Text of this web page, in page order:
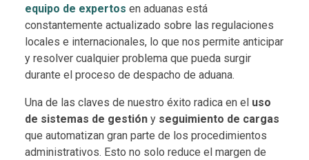
equipo de expertos en aduanas está
constantemente actualizado sobre las regulaciones
locales e internacionales, lo que nos permite anticipar
y resolver cualquier problema que pueda surgir
durante el proceso de despacho de aduana.
Una de las claves de nuestro éxito radica en el uso
de sistemas de gestión y seguimiento de cargas
que automatizan gran parte de los procedimientos
administrativos. Esto no solo reduce el margen de